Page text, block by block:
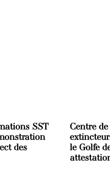
SST
des
Centre
le Golfe